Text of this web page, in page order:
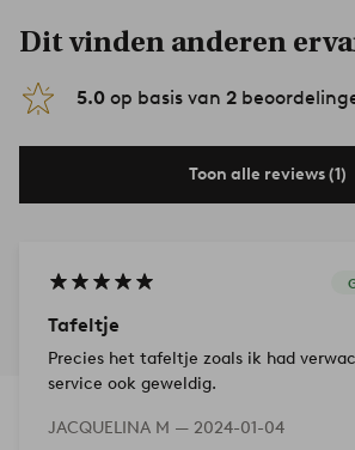
Dit vinden anderen
5.0 op basis van 2
Toon alle reviews (1)
Tafeltje
Precies het tafeltje zoals ik had
service ook geweldig.
JACQUELINA M — 2024-01-04